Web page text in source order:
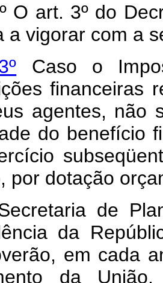
O art. 3º do
a vigorar com a
Caso o
financeiras
agentes, não
do benefício
por dotação
de
da
em cada
da